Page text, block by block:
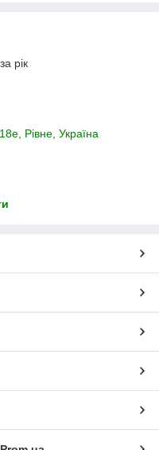
рік
Рівне, Україна